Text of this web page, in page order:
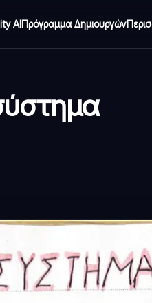
AIΠρόγραμμα Δημιουργών